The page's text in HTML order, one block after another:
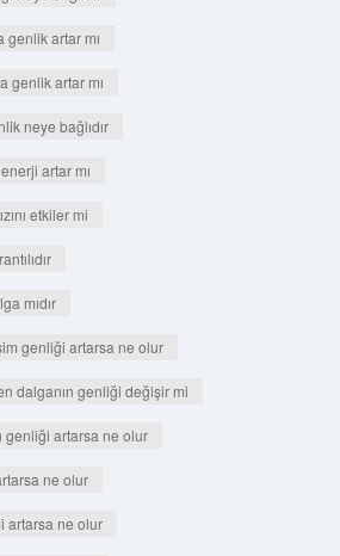
genlik artar mı
genlik artar mı
neye bağlıdır
artar mı
etkiler mi
mıdır
genliği artarsa ne olur
dalganın genliği değişir mi
genliği artarsa ne olur
ne olur
artarsa ne olur